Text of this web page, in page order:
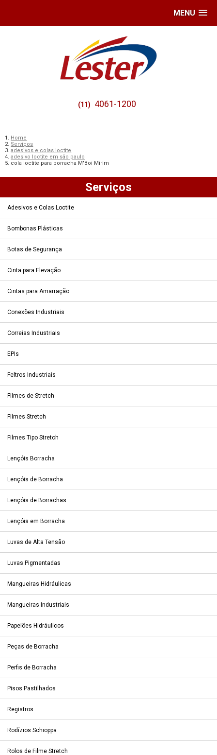
MENU
(11) 4061-1200
Home
Serviços
adesivos e colas loctite
adesivo loctite em são paulo
cola loctite para borracha M'Boi Mirim
Serviços
Adesivos e Colas Loctite
Bombonas Plásticas
Botas de Segurança
Cinta para Elevação
Cintas para Amarração
Conexões Industriais
Correias Industriais
EPIs
Feltros Industriais
Filmes de Stretch
Filmes Stretch
Filmes Tipo Stretch
Lençóis Borracha
Lençóis de Borracha
Lençóis de Borrachas
Lençóis em Borracha
Luvas de Alta Tensão
Luvas Pigmentadas
Mangueiras Hidráulicas
Mangueiras Industriais
Papelões Hidráulicos
Peças de Borracha
Perfis de Borracha
Pisos Pastilhados
Registros
Rodízios Schioppa
Rolos de Filme Stretch